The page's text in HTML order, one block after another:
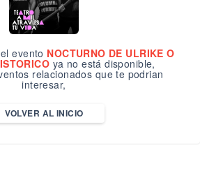
evento NOCTURNO DE ULRIKE O
ya no está disponible,
relacionados que te podrian
interesar,
VOLVER AL INICIO